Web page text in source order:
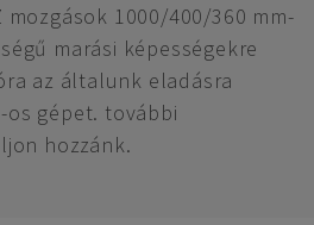
mozgások 1000/400/360 mm-
marási képességekre
az általunk eladásra
os gépet. további
hozzánk.